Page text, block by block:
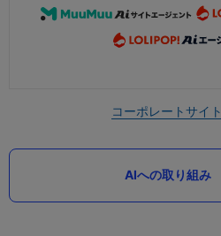
コーポレートサイト
AIへの取り組み